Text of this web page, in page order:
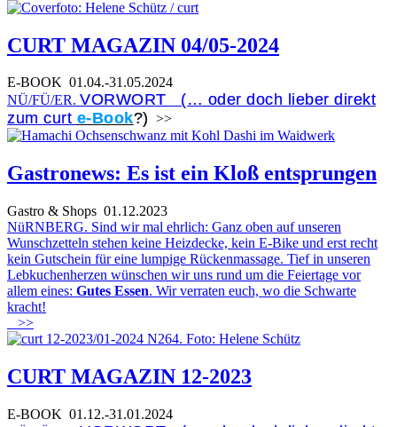
CURT MAGAZIN 04/05-2024
E-BOOK 01.04.-31.05.2024
NÜ/FÜ/ER. VORWORT (… oder doch lieber direkt
zum curt e-Book?) >>
Gastronews: Es ist ein Kloß entsprungen
Gastro & Shops 01.12.2023
NüRNBERG. Sind wir mal ehrlich: Ganz oben auf unseren
Wunschzetteln stehen keine Heizdecke, kein E-Bike und erst recht
kein Gutschein für eine lumpige Rückenmassage. Tief in unseren
Lebkuchenherzen wünschen wir uns rund um die Feiertage vor
allem eines: Gutes Essen. Wir verraten euch, wo die Schwarte
kracht!
>>
CURT MAGAZIN 12-2023
E-BOOK 01.12.-31.01.2024